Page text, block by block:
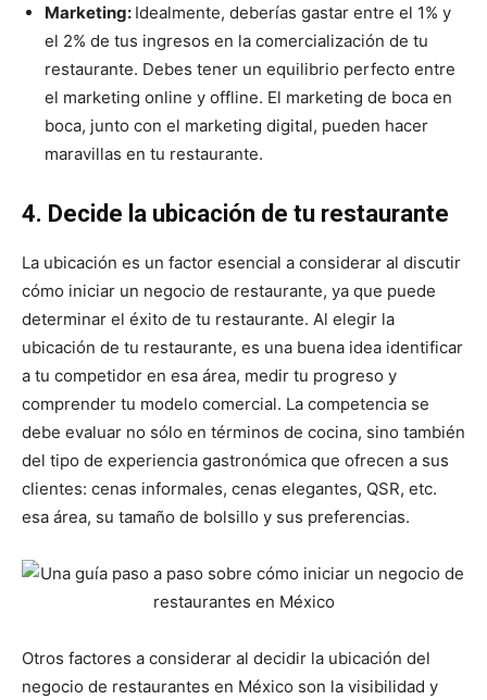
Marketing: Idealmente, deberías gastar entre el 1% y
el 2% de tus ingresos en la comercialización de tu
restaurante. Debes tener un equilibrio perfecto entre
el marketing online y offline. El marketing de boca en
boca, junto con el marketing digital, pueden hacer
maravillas en tu restaurante.
4. Decide la ubicación de tu restaurante
La ubicación es un factor esencial a considerar al discutir
cómo iniciar un negocio de restaurante, ya que puede
determinar el éxito de tu restaurante. Al elegir la
ubicación de tu restaurante, es una buena idea identificar
a tu competidor en esa área, medir tu progreso y
comprender tu modelo comercial. La competencia se
debe evaluar no sólo en términos de cocina, sino también
del tipo de experiencia gastronómica que ofrecen a sus
clientes: cenas informales, cenas elegantes, QSR, etc.
esa área, su tamaño de bolsillo y sus preferencias.
Otros factores a considerar al decidir la ubicación del
negocio de restaurantes en México son la visibilidad y